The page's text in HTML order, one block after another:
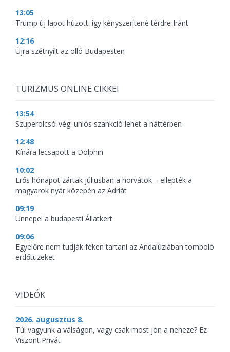
13:05
Trump új lapot húzott: így kényszerítené térdre Iránt
12:16
Újra szétnyílt az olló Budapesten
TURIZMUS ONLINE CIKKEI
13:54
Szuperolcsó-vég: uniós szankció lehet a háttérben
12:48
Kínára lecsapott a Dolphin
10:02
Erős hónapot zártak júliusban a horvátok – ellepték a
magyarok nyár közepén az Adriát
09:19
Ünnepel a budapesti Állatkert
09:06
Egyelőre nem tudják féken tartani az Andalúziában tomboló
erdőtüzeket
VIDEÓK
2026. augusztus 8.
Túl vagyunk a válságon, vagy csak most jön a neheze? Ez
Viszont Privát